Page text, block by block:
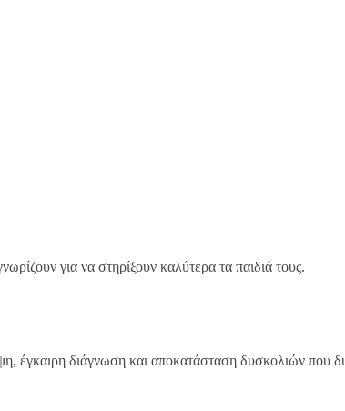
για να στηρίξουν καλύτερα τα παιδιά τους.
διάγνωση και αποκατάσταση δυσκολιών που